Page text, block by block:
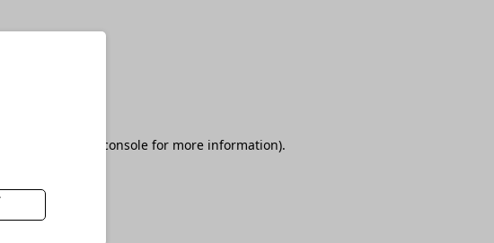
browser console for more information).